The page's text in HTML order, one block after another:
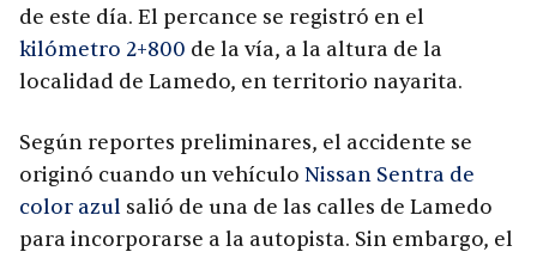
de este día. El percance se registró en el
kilómetro 2+800 de la vía, a la altura de la
localidad de Lamedo, en territorio nayarita.
Según reportes preliminares, el accidente se
originó cuando un vehículo Nissan Sentra de
color azul salió de una de las calles de Lamedo
para incorporarse a la autopista. Sin embargo, el